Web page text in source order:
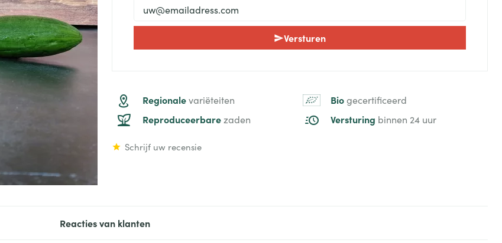
Versturen
Regionalevariëteiten Biogecertificeerd
Reproduceerbare zaden Versturing binnen 24 uur
Schrijf uw recensie
Reacties van klanten